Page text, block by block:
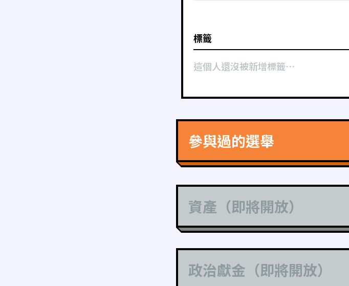
標籤
這個人還沒被新增標籤⋯
參與過的選舉
資產（即將開放）
政治獻金（即將開放）